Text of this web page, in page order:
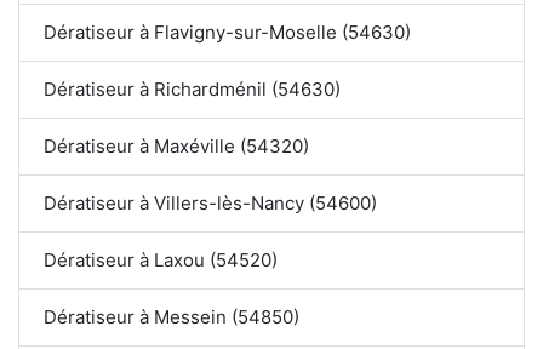
Dératiseur à Flavigny-sur-Moselle (54630)
Dératiseur à Richardménil (54630)
Dératiseur à Maxéville (54320)
Dératiseur à Villers-lès-Nancy (54600)
Dératiseur à Laxou (54520)
Dératiseur à Messein (54850)